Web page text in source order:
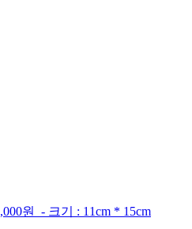
원 - 크기 : 11cm * 15cm